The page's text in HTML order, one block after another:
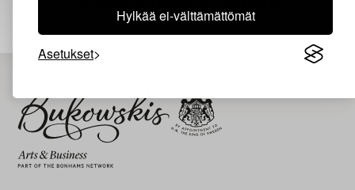
Hylkää ei-välttämättömät
Asetukset